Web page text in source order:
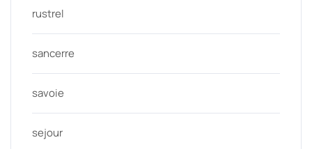
rustrel
sancerre
savoie
sejour